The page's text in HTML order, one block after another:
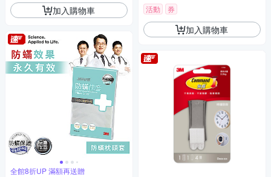
加入購物車
全館8折UP 滿額再送贈
活動 券
加入購物車